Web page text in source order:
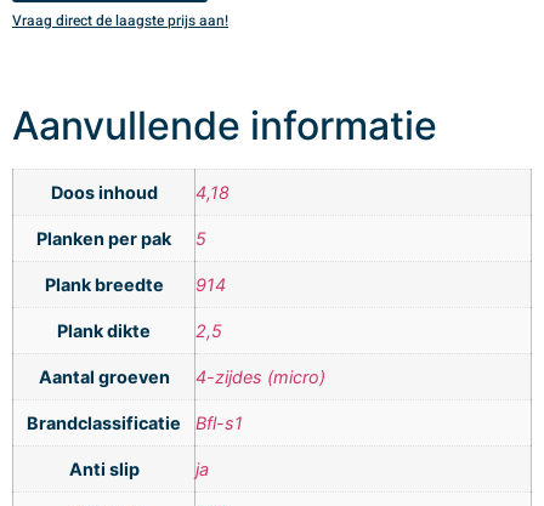
Vraag direct de laagste prijs aan!
Aanvullende informatie
Doos inhoud 4,18
Planken per pak 5
Plank breedte 914
Plank dikte 2,5
Aantal groeven 4-zijdes (micro)
Brandclassificatie Bfl-s1
Anti slip ja